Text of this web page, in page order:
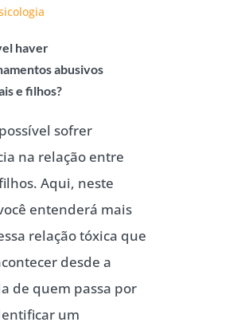
haver
abusivos
e filhos?
sofrer
na relação entre
Aqui, neste
entenderá mais
relação tóxica que
desde a
de quem passa por
um